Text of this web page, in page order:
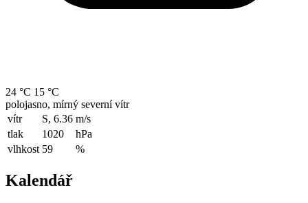
24 °C 15 °C
polojasno, mírný severní vítr
vítr
S, 6.36 m/s
tlak
1020
hPa
vlhkost 59 %
Kalendář